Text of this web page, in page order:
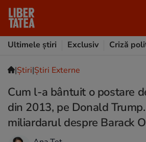
Ultimele știri
Exclusiv Criză
|Ştiri|Știri Externe
Cum l-a bântuit o postare
din 2013, pe Donald
miliardarul despre Barack